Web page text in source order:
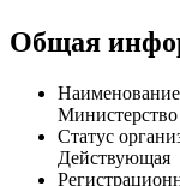
Общая
Статус
Действующая